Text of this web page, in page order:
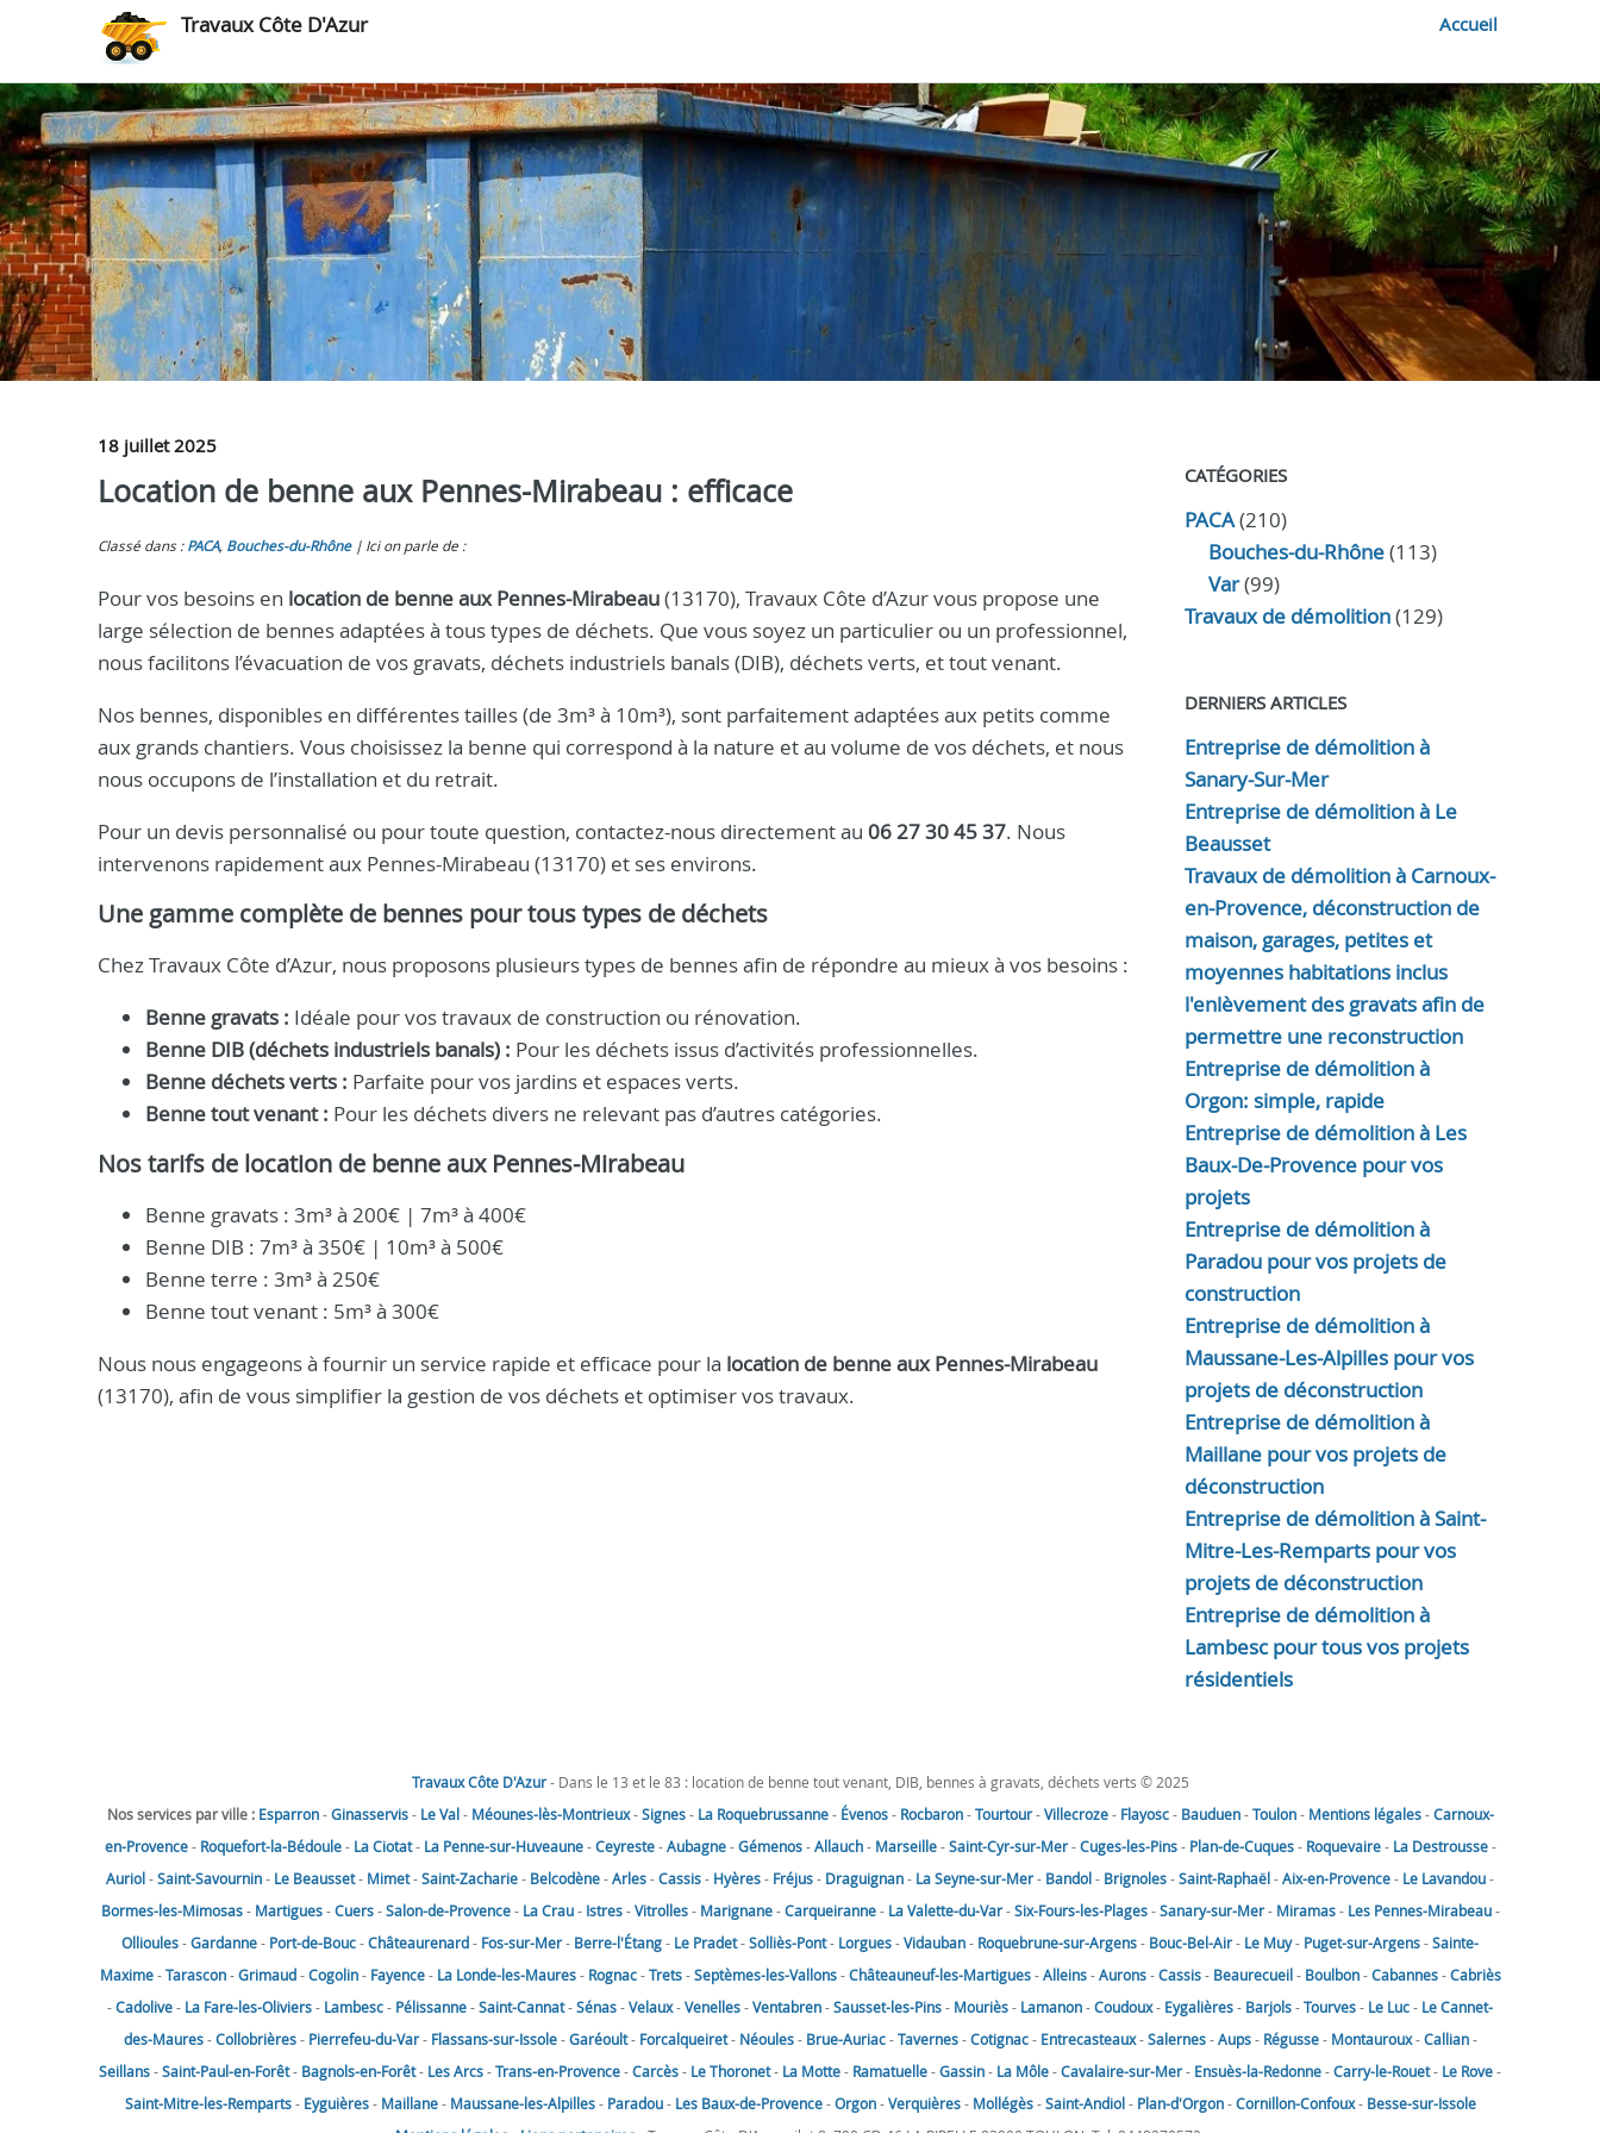
Travaux Côte D'Azur Accueil
18 juillet 2025
Location de benne aux Pennes-Mirabeau : efficace
Classé dans : PACA, Bouches-du-Rhône Ici on parle de :
Pour vos besoins en location de benne aux Pennes-Mirabeau(13170), Travaux Côte d’Azur vous propose une
large sélection de bennes adaptées à tous types de déchets. Que vous soyez un particulier ou un professionnel,
nous facilitons l’évacuation de vos gravats, déchets industriels banals (DIB), déchets verts, et tout venant.
Nos bennes, disponibles en différentes tailles (de 3m³ à 10m³), sont parfaitement adaptées aux petits comme
aux grands chantiers. Vous choisissez la benne qui correspond à la nature et au volume de vos déchets, et nous
nous occupons de l’installation et du retrait.
Pour un devis personnalisé ou pour toute question, contactez-nous directement au 06 27 30 45 37. Nous
intervenons rapidement aux Pennes-Mirabeau (13170) et ses environs.
Une gamme complète de bennes pour tous types de déchets
Chez Travaux Côte d’Azur, nous proposons plusieurs types de bennes afin de répondre au mieux à vos besoins :
Benne gravats : Idéale pour vos travaux de construction ou rénovation.
Benne DIB (déchets industriels banals) : Pour les déchets issus d’activités professionnelles.
Benne déchets verts : Parfaite pour vos jardins et espaces verts.
Benne tout venant : Pour les déchets divers ne relevant pas d’autres catégories.
Nos tarifs de location de benne aux Pennes-Mirabeau
Benne gravats : 3m³ à 200€ | 7m³ à 400€
Benne DIB : 7m³ à 350€ | 10m³ à 500€
Benne terre : 3m³ à 250€
Benne tout venant : 5m³ à 300€
Nous nous engageons à fournir un service rapide et efficace pour la location de benne aux Pennes-Mirabeau
(13170), afin de vous simplifier la gestion de vos déchets et optimiser vos travaux.
CATÉGORIES
PACA(210)
Bouches-du-Rhône(113)
Var(99)
Travaux de démolition(129)
DERNIERS ARTICLES
Entreprise de démolition à
Sanary-Sur-Mer
Entreprise de démolition à Le
Beausset
Travaux de démolition à Carnoux-
en-Provence, déconstruction de
maison, garages, petites et
moyennes habitations inclus
l'enlèvement des gravats afin de
permettre une reconstruction
Entreprise de démolition à
Orgon: simple, rapide
Entreprise de démolition à Les
Baux-De-Provence pour vos
projets
Entreprise de démolition à
Paradou pour vos projets de
construction
Entreprise de démolition à
Maussane-Les-Alpilles pour vos
projets de déconstruction
Entreprise de démolition à
Maillane pour vos projets de
déconstruction
Entreprise de démolition à Saint-
Mitre-Les-Remparts pour vos
projets de déconstruction
Entreprise de démolition à
Lambesc pour tous vos projets
résidentiels
Travaux Côte D'Azur- Dans le 13 et le 83 : location de benne tout venant, DIB, bennes à gravats, déchets verts © 2025
Nos services par ville : Esparron-Ginasservis- Le Val- Méounes-lès-Montrieux-Signes- La Roquebrussanne- Évenos- Rocbaron-Tourtour-Villecroze- Flayosc- Bauduen-Toulon- Mentions légales-Carnoux-
en-Provence- Roquefort-la-Bédoule- La Ciotat- La Penne-sur-Huveaune-Ceyreste-Aubagne-Gémenos-Allauch- Marseille-Saint-Cyr-sur-Mer-Cuges-les-Pins- Plan-de-Cuques- Roquevaire- La Destrousse-
Auriol-Saint-Savournin- Le Beausset- Mimet-Saint-Zacharie- Belcodène-Arles-Cassis- Hyères- Fréjus- Draguignan- La Seyne-sur-Mer- Bandol- Brignoles-Saint-Raphaël-Aix-en-Provence- Le Lavandou-
Bormes-les-Mimosas- Martigues-Cuers-Salon-de-Provence- La Crau- Istres-Vitrolles- Marignane-Carqueiranne- La Valette-du-Var-Six-Fours-les-Plages-Sanary-sur-Mer- Miramas- Les Pennes-Mirabeau-
Ollioules-Gardanne- Port-de-Bouc-Châteaurenard- Fos-sur-Mer- Berre-l'Étang- Le Pradet-Solliès-Pont- Lorgues-Vidauban- Roquebrune-sur-Argens- Bouc-Bel-Air- Le Muy- Puget-sur-Argens-Sainte-
Maxime-Tarascon-Grimaud-Cogolin- Fayence- La Londe-les-Maures- Rognac-Trets-Septèmes-les-Vallons-Châteauneuf-les-Martigues-Alleins-Aurons-Cassis- Beaurecueil- Boulbon-Cabannes-Cabriès
-Cadolive- La Fare-les-Oliviers- Lambesc- Pélissanne-Saint-Cannat-Sénas-Velaux-Venelles-Ventabren-Sausset-les-Pins- Mouriès- Lamanon-Coudoux- Eygalières- Barjols-Tourves- Le Luc- Le Cannet-
des-Maures-Collobrières- Pierrefeu-du-Var- Flassans-sur-Issole-Garéoult- Forcalqueiret- Néoules- Brue-Auriac-Tavernes-Cotignac- Entrecasteaux-Salernes-Aups- Régusse- Montauroux-Callian-
Seillans-Saint-Paul-en-Forêt- Bagnols-en-Forêt- Les Arcs-Trans-en-Provence-Carcès- Le Thoronet- La Motte- Ramatuelle-Gassin- La Môle-Cavalaire-sur-Mer- Ensuès-la-Redonne-Carry-le-Rouet- Le Rove-
Saint-Mitre-les-Remparts- Eyguières- Maillane- Maussane-les-Alpilles- Paradou- Les Baux-de-Provence-Orgon-Verquières- Mollégès-Saint-Andiol- Plan-d'Orgon-Cornillon-Confoux- Besse-sur-Issole